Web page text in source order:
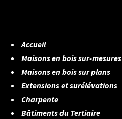
Accueil
Maisons en bois sur-mesures
Maisons en bois sur plans
Extensions et surélévations
Charpente
Bâtiments du Tertiaire